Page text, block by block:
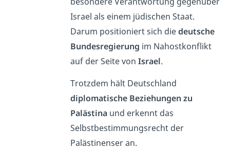
Israel als einem jüdischen Staat.
Darum positioniert sich diedeutsche
Bundesregierung im Nahostkonflikt
auf der Seite von Israel.
Trotzdem hält Deutschland
diplomatische Beziehungen zu
Palästinaund erkennt das
Selbstbestimmungsrecht der
Palästinenser an.